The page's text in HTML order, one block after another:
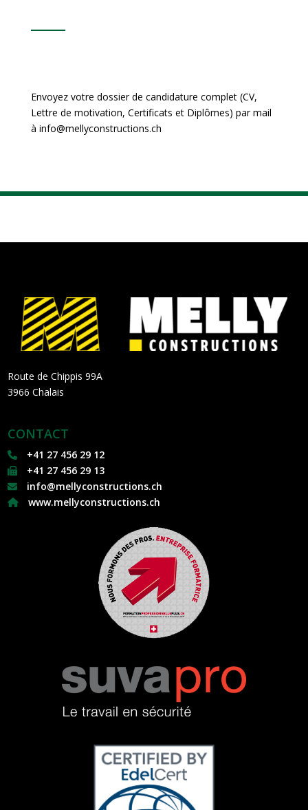
Envoyez votre dossier de candidature complet (CV,
Lettre de motivation, Certificats et Diplômes) par mail
à info@mellyconstructions.ch
Route de Chippis 99A
3966 Chalais
CONTACT
+41 27 456 29 12
+41 27 456 29 13
info@mellyconstructions.ch
www.mellyconstructions.ch